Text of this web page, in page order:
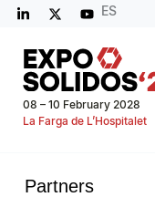
ES
08 – 10 February 2028
La Farga de L’Hospitalet
Partners